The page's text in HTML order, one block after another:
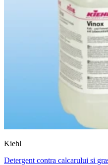
Kiehl
Detergent contra calcarului si